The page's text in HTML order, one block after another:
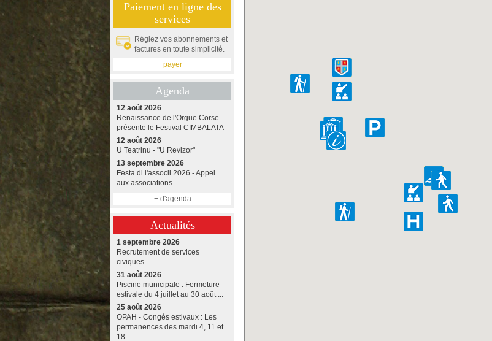
Paiement en ligne des
services
Réglez vos abonnements et
factures en toute simplicité.
payer
Agenda
12 août 2026
Renaissance de l'Orgue Corse
présente le Festival CIMBALATA
12 août 2026
U Teatrinu - "U Revizor"
13 septembre 2026
Festa di l'associi 2026 - Appel
aux associations
+ d'agenda
Actualités
1 septembre 2026
Recrutement de services
civiques
31 août 2026
Piscine municipale : Fermeture
estivale du 4 juillet au 30 août ...
25 août 2026
OPAH - Congés estivaux : Les
permanences des mardi 4, 11 et
18 ...